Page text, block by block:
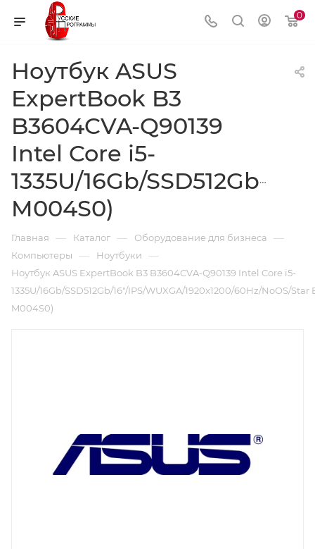
0
Ноутбук ASUS
ExpertBook B3
B3604CVA-Q90139
Intel Core i5-
1335U/16Gb/SSD512Gb/
M004S0)
Главная — Каталог — Оборудование для бизнеса —
Компьютеры — Ноутбуки —
Ноутбук ASUS ExpertBook B3 B3604CVA-Q90139 Intel Core i5-
1335U/16Gb/SSD512Gb/16"/IPS/WUXGA/1920x1200/60Hz/NoOS/
M004S0)